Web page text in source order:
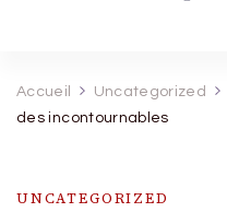
Accueil Uncategorized
des incontournables
UNCATEGORIZED